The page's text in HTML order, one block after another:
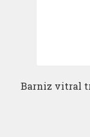
Barniz vitral